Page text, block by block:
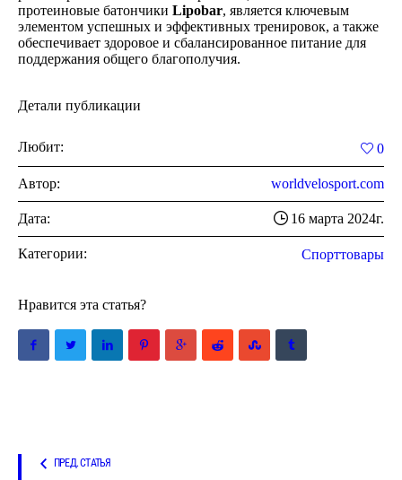
протеиновые батончики Lipobar, является ключевым
элементом успешных и эффективных тренировок, а также
обеспечивает здоровое и сбалансированное питание для
поддержания общего благополучия.
Детали публикации
Любит: 0
Автор: worldvelosport.com
Дата: 16 марта 2024г.
Категории: Спорттовары
Нравится эта статья?
ПРЕД. СТАТЬЯ